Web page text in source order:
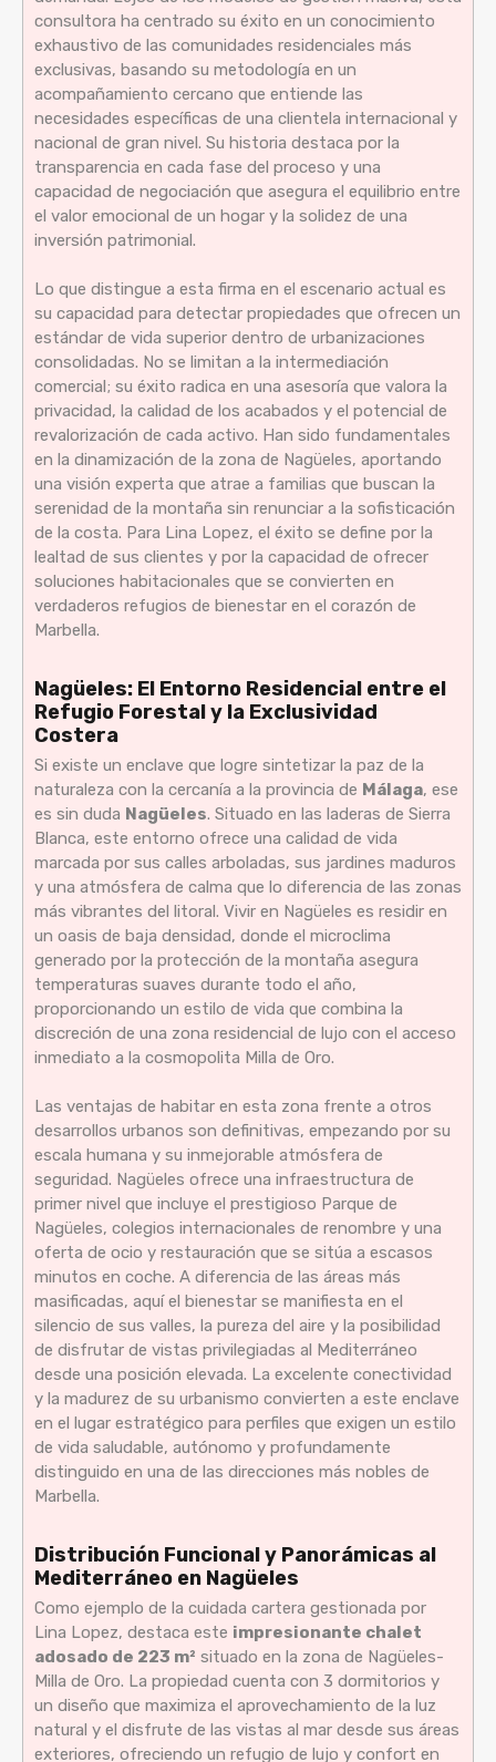
consultora ha centrado su éxito en un conocimiento
exhaustivo de las comunidades residenciales más
exclusivas, basando su metodología en un
acompañamiento cercano que entiende las
necesidades específicas de una clientela internacional y
nacional de gran nivel. Su historia destaca por la
transparencia en cada fase del proceso y una
capacidad de negociación que asegura el equilibrio entre
el valor emocional de un hogar y la solidez de una
inversión patrimonial.
Lo que distingue a esta firma en el escenario actual es
su capacidad para detectar propiedades que ofrecen un
estándar de vida superior dentro de urbanizaciones
consolidadas. No se limitan a la intermediación
comercial; su éxito radica en una asesoría que valora la
privacidad, la calidad de los acabados y el potencial de
revalorización de cada activo. Han sido fundamentales
en la dinamización de la zona de Nagüeles, aportando
una visión experta que atrae a familias que buscan la
serenidad de la montaña sin renunciar a la sofisticación
de la costa. Para Lina Lopez, el éxito se define por la
lealtad de sus clientes y por la capacidad de ofrecer
soluciones habitacionales que se convierten en
verdaderos refugios de bienestar en el corazón de
Marbella.
Nagüeles: El Entorno Residencial entre el
Refugio Forestal y la Exclusividad
Costera
Si existe un enclave que logre sintetizar la paz de la
naturaleza con la cercanía a la provincia de Málaga, ese
es sin duda Nagüeles. Situado en las laderas de Sierra
Blanca, este entorno ofrece una calidad de vida
marcada por sus calles arboladas, sus jardines maduros
y una atmósfera de calma que lo diferencia de las zonas
más vibrantes del litoral. Vivir en Nagüeles es residir en
un oasis de baja densidad, donde el microclima
generado por la protección de la montaña asegura
temperaturas suaves durante todo el año,
proporcionando un estilo de vida que combina la
discreción de una zona residencial de lujo con el acceso
inmediato a la cosmopolita Milla de Oro.
Las ventajas de habitar en esta zona frente a otros
desarrollos urbanos son definitivas, empezando por su
escala humana y su inmejorable atmósfera de
seguridad. Nagüeles ofrece una infraestructura de
primer nivel que incluye el prestigioso Parque de
Nagüeles, colegios internacionales de renombre y una
oferta de ocio y restauración que se sitúa a escasos
minutos en coche. A diferencia de las áreas más
masificadas, aquí el bienestar se manifiesta en el
silencio de sus valles, la pureza del aire y la posibilidad
de disfrutar de vistas privilegiadas al Mediterráneo
desde una posición elevada. La excelente conectividad
y la madurez de su urbanismo convierten a este enclave
en el lugar estratégico para perfiles que exigen un estilo
de vida saludable, autónomo y profundamente
distinguido en una de las direcciones más nobles de
Marbella.
Distribución Funcional y Panorámicas al
Mediterráneo en Nagüeles
Como ejemplo de la cuidada cartera gestionada por
Lina Lopez, destaca este impresionante chalet
adosado de 223 m² situado en la zona de Nagüeles-
Milla de Oro. La propiedad cuenta con 3 dormitorios y
un diseño que maximiza el aprovechamiento de la luz
natural y el disfrute de las vistas al mar desde sus áreas
exteriores, ofreciendo un refugio de lujo y confort en